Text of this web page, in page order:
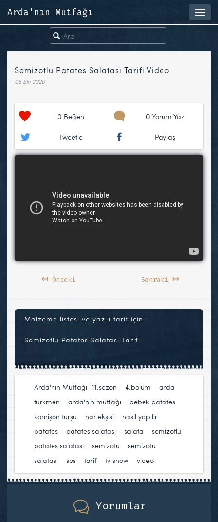
Arda'nın Mutfağı
Semizotlu Patates Salatası Tarifi Video
05 Eki 2020
0 Beğen 0 Yorum Yaz
Tweetle Paylaş
↤Önceki Sonraki ↦
Malzeme listesi ve yazılı tarif için :
Semizotlu Patates Salatası Tarifi
Arda'nın Mutfağı 11.sezon 4.bölüm
arda
türkmen
arda'nın mutfağı bebek patates
kornişon turşu
nar ekşisi nasıl yapılır
patates
patates salatası salata
semizotlu
patates salatası
semizotu
semizotu
salatası
sos tarif tv show video
Yorumlar